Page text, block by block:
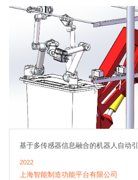
基于多传感器信息融合的机器人自动
2022
上海智能制造功能平台有限公司